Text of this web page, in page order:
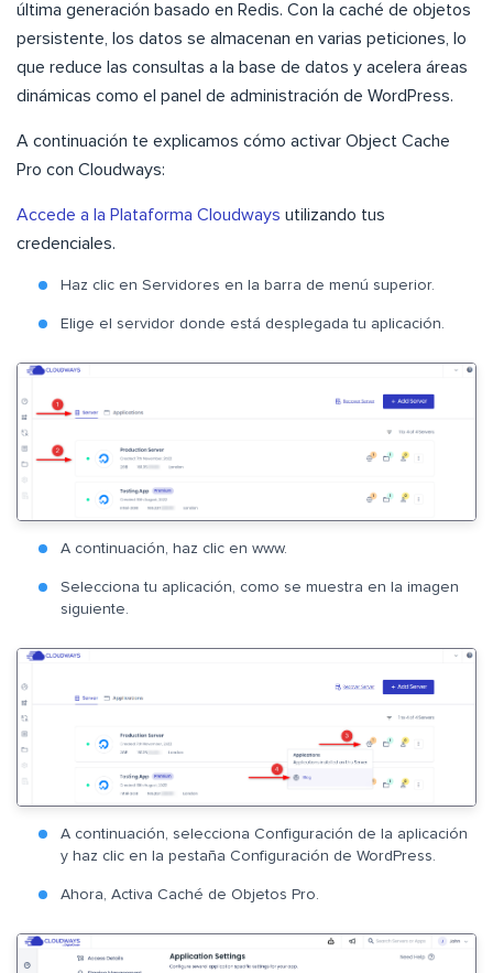
última generación basado en Redis. Con la caché de objetos
persistente, los datos se almacenan en varias peticiones, lo
que reduce las consultas a la base de datos y acelera áreas
dinámicas como el panel de administración de WordPress.
A continuación te explicamos cómo activar Object Cache
Pro con Cloudways:
Accede a la Plataforma Cloudways utilizando tus
credenciales.
Haz clic en Servidores en la barra de menú superior.
Elige el servidor donde está desplegada tu aplicación.
A continuación, haz clic en www.
Selecciona tu aplicación, como se muestra en la imagen
siguiente.
A continuación, selecciona Configuración de la aplicación
y haz clic en la pestaña Configuración de WordPress.
Ahora, Activa Caché de Objetos Pro.